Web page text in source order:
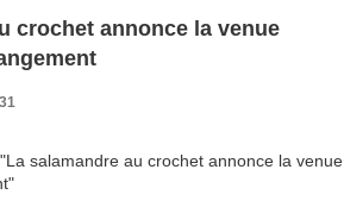
crochet annonce la venue